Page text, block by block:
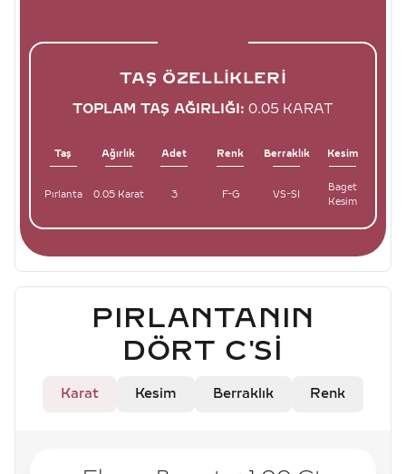
TAŞ ÖZELLIKLERI
TOPLAM TAŞ AĞIRLIĞI: 0.05 KARAT
Taş Ağırlık Adet Renk Berraklık Kesim
Pırlanta 0.05 Karat 3 F-G VS-SI
Baget
Kesim
PIRLANTANIN
DÖRT C'SI
Karat Kesim Berraklık Renk